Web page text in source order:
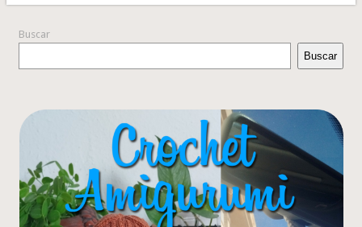
Buscar
Buscar